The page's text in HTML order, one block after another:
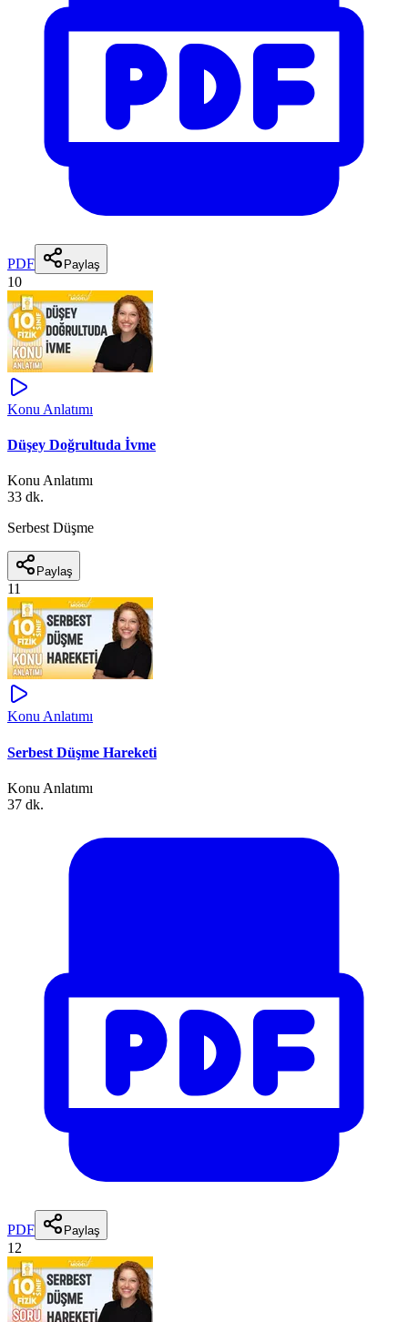
PDF Paylaş
10
Konu Anlatımı
Düşey Doğrultuda İvme
Konu Anlatımı
33 dk.
Serbest Düşme
Paylaş
11
Konu Anlatımı
Serbest Düşme Hareketi
Konu Anlatımı
37 dk.
PDF Paylaş
12